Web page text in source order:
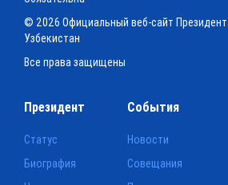
© 2026 Официальный веб-сайт
Узбекистан
Все права защищены
Президент
Статус
Биография
События
Новости
Совещания